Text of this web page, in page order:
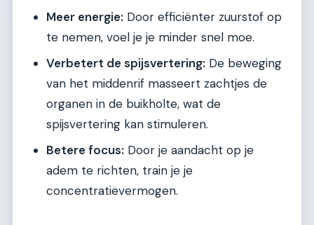
Meer energie: Door efficiënter zuurstof op
te nemen, voel je je minder snel moe.
Verbetert de spijsvertering: De beweging
van het middenrif masseert zachtjes de
organen in de buikholte, wat de
spijsvertering kan stimuleren.
Betere focus: Door je aandacht op je
adem te richten, train je je
concentratievermogen.